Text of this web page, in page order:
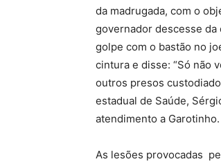
da madrugada, com o
governador descesse da
golpe com o bastão no
cintura e disse: “Só não
outros presos
estadual de Saúde,
atendimento a Garotinho.
As lesões provocadas